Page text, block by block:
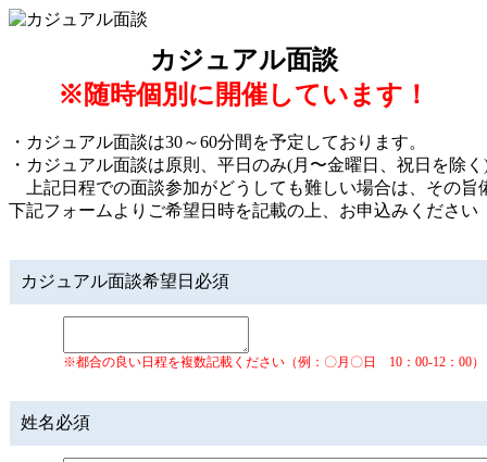
カジュアル面談
※随時個別に開催しています！
・カジュアル面談は30～60分間を予定しております。
・カジュアル面談は原則、平日のみ(月〜金曜日、祝日を除
上記日程での面談参加がどうしても難しい場合は、その旨
下記フォームよりご希望日時を記載の上、お申込みください
カジュアル面談希望日 必須
※都合の良い日程を複数記載ください（例：〇月〇日 10：00-12：00）
姓名必須